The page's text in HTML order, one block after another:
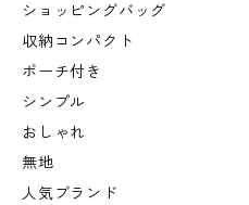
ショッピングバッグ
収納コンパクト
ポーチ付き
シンプル
おしゃれ
無地
人気ブランド